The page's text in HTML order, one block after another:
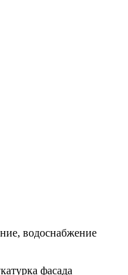
водоснабжение
фасада